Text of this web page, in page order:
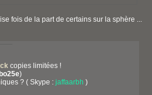
fois de la part de certains sur la sphère ...
copies limitées !
)
? ( Skype : jaffaarbh )